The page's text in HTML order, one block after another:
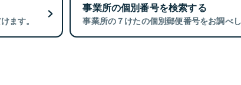
ます。
事業所の個別番号を検索する
事業所の７けたの個別郵便番号をお調べし